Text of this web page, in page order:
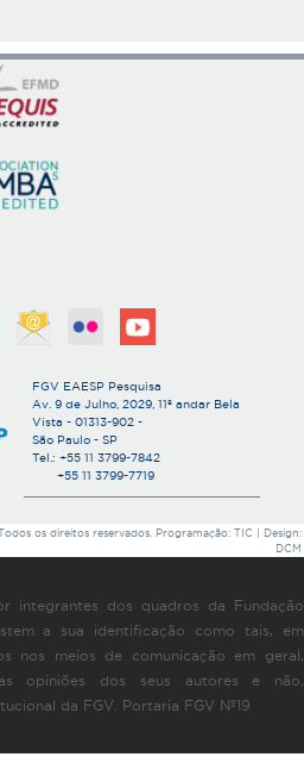
FGV EAESP Pesquisa
Av. 9 de Julho, 2029, 11º andar Bela
Vista - 01313-902 -
São Paulo - SP
Tel.: +55 11 3799-7842
+55 11 3799-7719
os direitos reservados. Programação: TIC | Design:
DCM
integrantes dos quadros da Fundação
a sua identificação como tais, em
nos meios de comunicação em geral,
as opiniões dos seus autores e não,
da FGV. Portaria FGV Nº19